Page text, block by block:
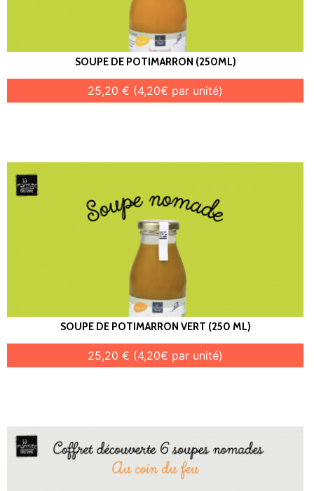
SOUPE DE POTIMARRON (250ML)
25,20 € (4,20€ par unité)
SOUPE DE POTIMARRON VERT (250 ML)
25,20 € (4,20€ par unité)